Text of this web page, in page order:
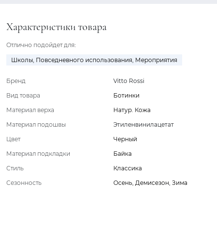
Характеристики товара
Отлично подойдет для:
Школы, Повседневного использования, Мероприятия
Бренд
Vitto Rossi
Вид товара
Ботинки
Материал верха
Натур. Кожа
Материал подошвы
Этиленвинилацетат
Цвет
Черный
Материал подкладки
Байка
Стиль
Классика
Сезонность
Осень, Демисезон, Зима